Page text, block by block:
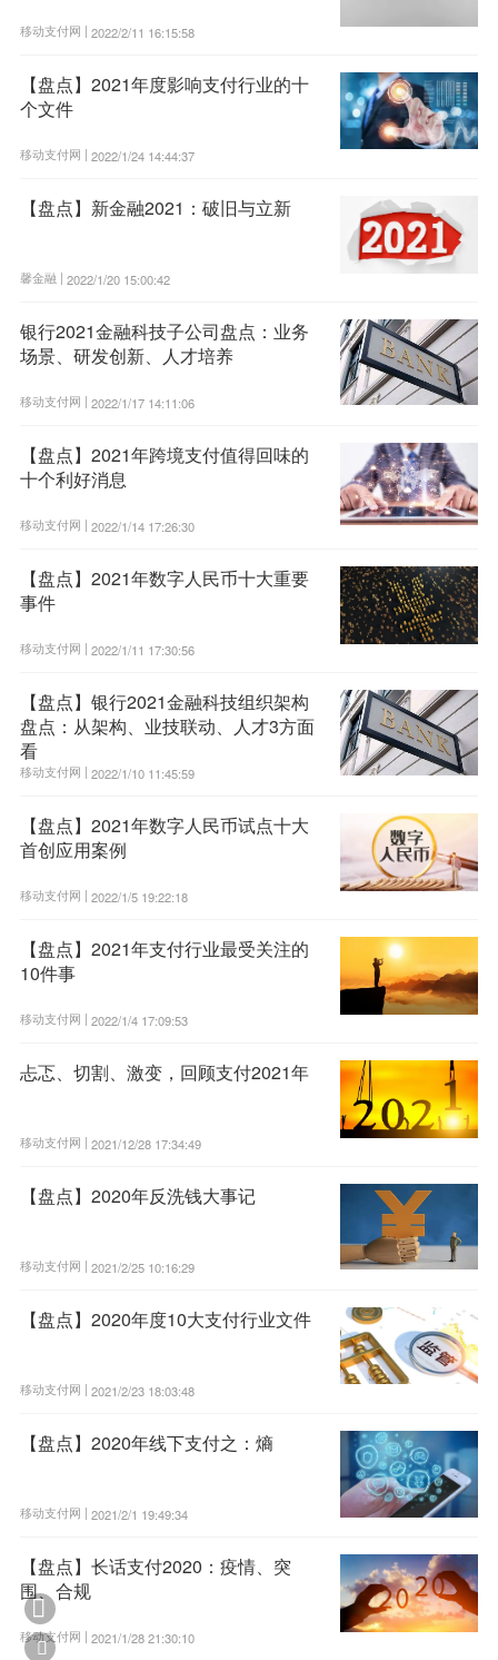
移动支付网 | 2022/2/11 16:15:58
【盘点】2021年度影响支付行业的十
个文件
移动支付网 | 2022/1/24 14:44:37
【盘点】新金融2021：破旧与立新
馨金融 | 2022/1/20 15:00:42
银行2021金融科技子公司盘点：业务
场景、研发创新、人才培养
移动支付网 | 2022/1/17 14:11:06
【盘点】2021年跨境支付值得回味的
十个利好消息
移动支付网 | 2022/1/14 17:26:30
【盘点】2021年数字人民币十大重要
事件
移动支付网 | 2022/1/11 17:30:56
【盘点】银行2021金融科技组织架构
盘点：从架构、业技联动、人才3方面
看
移动支付网 | 2022/1/10 11:45:59
【盘点】2021年数字人民币试点十大
首创应用案例
移动支付网 | 2022/1/5 19:22:18
【盘点】2021年支付行业最受关注的
10件事
移动支付网 | 2022/1/4 17:09:53
忐忑、切割、激变，回顾支付2021年
移动支付网 | 2021/12/28 17:34:49
【盘点】2020年反洗钱大事记
移动支付网 | 2021/2/25 10:16:29
【盘点】2020年度10大支付行业文件
移动支付网 | 2021/2/23 18:03:48
【盘点】2020年线下支付之：熵
移动支付网 | 2021/2/1 19:49:34
【盘点】长话支付2020：疫情、突
围、合规
移动支付网 | 2021/1/28 21:30:10

